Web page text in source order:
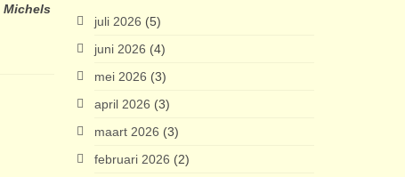
Michels
juli 2026 (5)
juni 2026 (4)
mei 2026 (3)
april 2026 (3)
maart 2026 (3)
februari 2026 (2)